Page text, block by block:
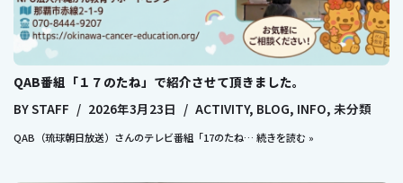
QAB番組「１７のたね」で紹介させて頂きました。
BYSTAFF 2026年3月23日 ACTIVITY, BLOG, INFO, 未分類
QAB（琉球朝日放送）さんのテレビ番組「17のたね… 続きを読む »